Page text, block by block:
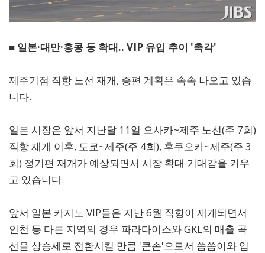
■ 일본·대만·홍콩 등 확대.. VIP 유입 추이 '촉각'
제주기점 직항 노선 재개, 증편 계획은 속속 나오고 있습
니다.
일본 시장은 앞서 지난달 11일 오사카~제주 노선(주 7회)
직항 재개 이후, 도쿄~제주(주 4회), 후쿠오카~제주(주 3
회) 정기편 재개가 예상되면서 시장 확대 기대감을 키우
고 있습니다.
앞서 일본 카지노 VIP들은 지난 6월 직항이 재개되면서
인천 등 다른 지역의 경우 파라다이스와 GKL의 매출 곡
선을 상승세로 전환시킬 만큼 '큰손'으로서 씀씀이와 입